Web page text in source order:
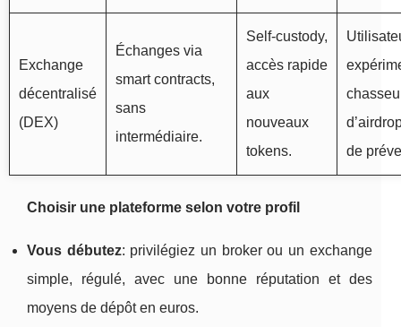
Exchange
décentralisé
(DEX)
Échanges via
smart contracts,
sans
intermédiaire.
Self‑custody,
accès rapide
aux
nouveaux
tokens.
de
Choisir une plateforme selon votre profil
Vous débutez: privilégiez un broker ou un exchange
simple, régulé, avec une bonne réputation et des
moyens de dépôt en euros.